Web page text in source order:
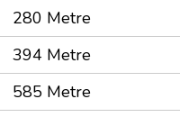
280 Metre
394 Metre
585 Metre